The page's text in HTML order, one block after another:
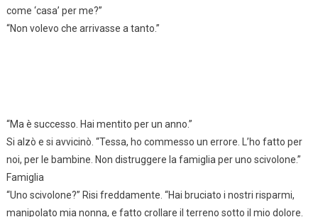
come ‘casa’ per me?”
“Non volevo che arrivasse a tanto.”
“Ma è successo. Hai mentito per un anno.”
Si alzò e si avvicinò. “Tessa, ho commesso un errore. L’ho fatto per
noi, per le bambine. Non distruggere la famiglia per uno scivolone.”
Famiglia
“Uno scivolone?” Risi freddamente. “Hai bruciato i nostri risparmi,
manipolato mia nonna, e fatto crollare il terreno sotto il mio dolore.